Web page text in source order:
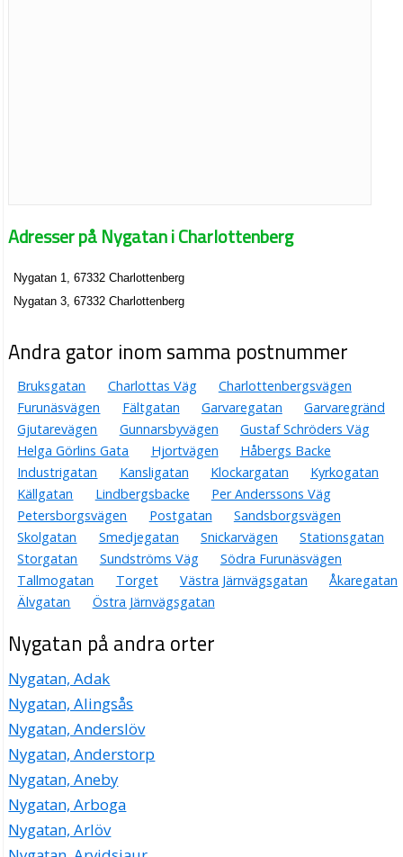
Adresser på Nygatan i Charlottenberg
Nygatan 1, 67332 Charlottenberg
Nygatan 3, 67332 Charlottenberg
Andra gator inom samma postnummer
Bruksgatan Charlottas Väg
Charlottenbergsvägen
Furunäsvägen
Fältgatan Garvaregatan
Garvaregränd
Gjutarevägen
Gunnarsbyvägen
Gustaf Schröders Väg
Helga Görlins Gata
Hjortvägen
Håbergs Backe
Industrigatan
Kansligatan Klockargatan
Kyrkogatan
Källgatan
Lindbergsbacke
Per Anderssons Väg
Petersborgsvägen
Postgatan
Sandsborgsvägen
Skolgatan
Smedjegatan Snickarvägen
Stationsgatan
Storgatan
Sundströms Väg
Södra Furunäsvägen
Tallmogatan
Torget Västra Järnvägsgatan
Åkaregatan
Älvgatan
Östra Järnvägsgatan
Nygatan på andra orter
Nygatan, Adak
Nygatan, Alingsås
Nygatan, Anderslöv
Nygatan, Anderstorp
Nygatan, Aneby
Nygatan, Arboga
Nygatan, Arlöv